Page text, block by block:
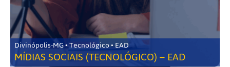
Divinópolis-MG • Tecnológico • EAD
MÍDIAS SOCIAIS (TECNOLÓGICO) – EAD